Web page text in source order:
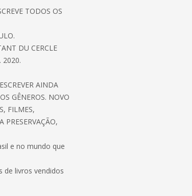
TODOS OS
DU CERCLE
2020.
AINDA
GÊNEROS. NOVO
FILMES,
PRESERVAÇÃO,
e no mundo que
de livros vendidos